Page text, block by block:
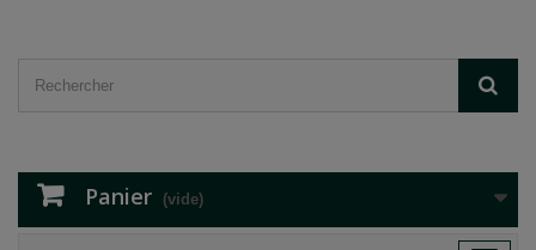
Panier (vide)